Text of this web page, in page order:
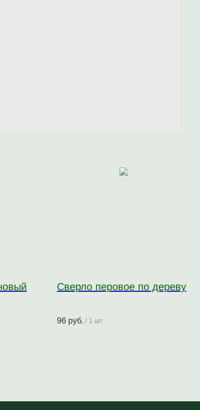
Сверло перовое по дереву
96 руб. / 1 шт